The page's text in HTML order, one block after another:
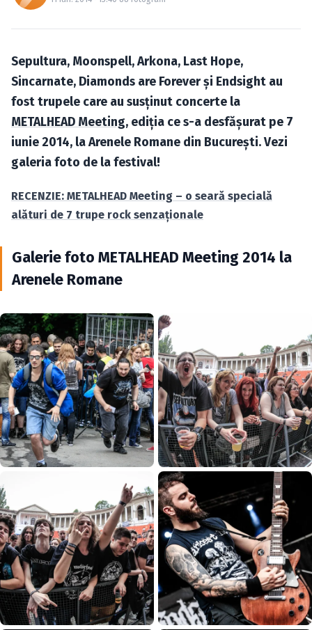
Caută în site...
Sepultura, Moonspell, Arkona, Last Hope,
Sincarnate, Diamonds are Forever şi Endsight au
fost trupele care au susţinut concerte la
METALHEAD Meeting, ediţia ce s-a desfăşurat pe 7
iunie 2014, la Arenele Romane din Bucureşti. Vezi
galeria foto de la festival!
RECENZIE: METALHEAD Meeting – o seară specială
alături de 7 trupe rock senzaţionale
Galerie foto METALHEAD Meeting 2014 la
Arenele Romane